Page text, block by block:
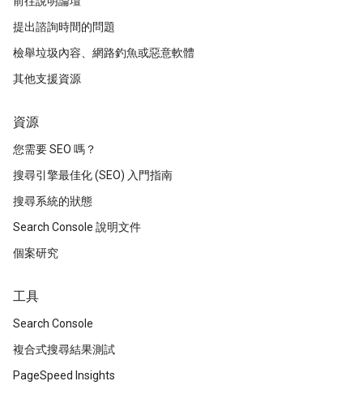
提出諮詢時間的問題
檢舉垃圾內容、網路釣魚或惡意軟體
其他支援資源
資源
您需要 SEO 嗎？
搜尋引擎最佳化 (SEO) 入門指南
搜尋系統的狀態
Search Console 說明文件
個案研究
工具
Search Console
複合式搜尋結果測試
PageSpeed Insights